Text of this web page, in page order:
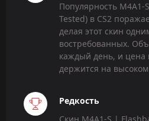
Популярность M4A1-
Tested) в CS2
делая этот скин
востребованных.
каждый день, и цена
держится на
Редкость